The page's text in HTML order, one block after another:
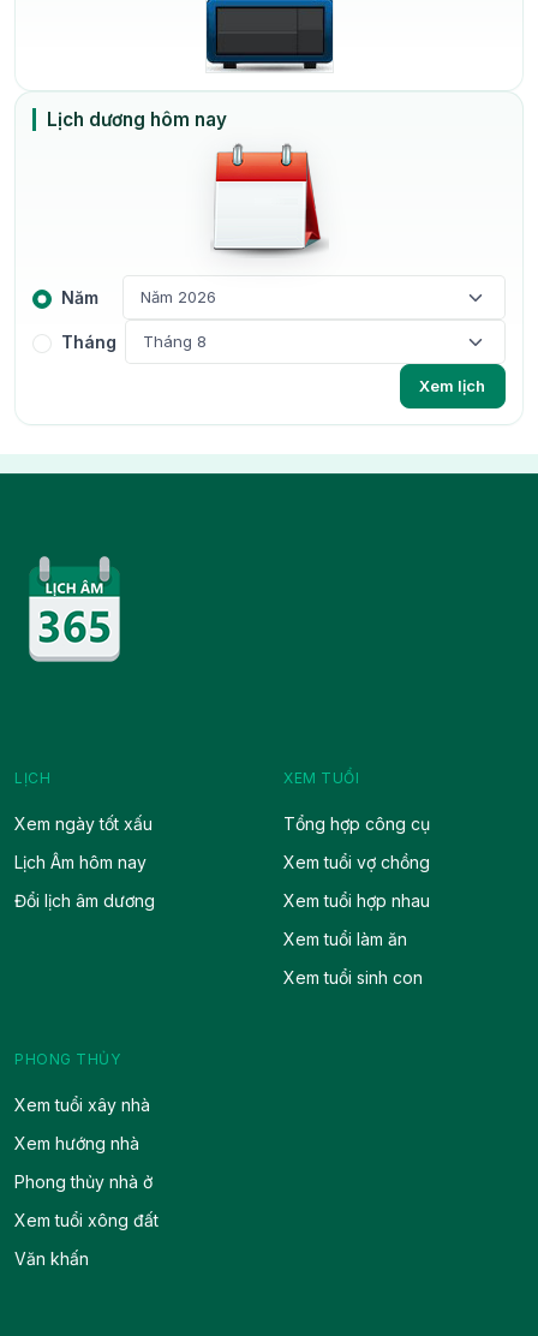
Lịch dương hôm nay
Năm
Tháng
LỊCH
Xem ngày tốt xấu
Lịch Âm hôm nay
Đổi lịch âm dương
XEM TUỔI
Tổng hợp công cụ
Xem tuổi vợ chồng
Xem tuổi hợp nhau
Xem tuổi làm ăn
Xem tuổi sinh con
PHONG THỦY
Xem tuổi xây nhà
Xem hướng nhà
Phong thủy nhà ở
Xem tuổi xông đất
Văn khấn